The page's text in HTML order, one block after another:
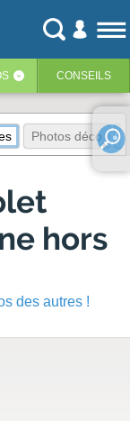
‹ CONSEILS
Photos déco
hors
des autres !